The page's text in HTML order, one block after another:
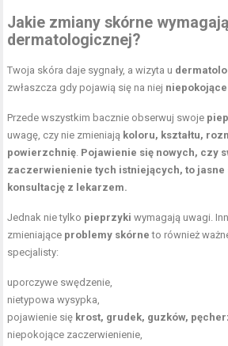
Jakie zmiany skórne
dermatologicznej?
Twoja skóra daje sygnały, a wizyta u
zwłaszcza gdy pojawią się na niej
Przede wszystkim bacznie obserwuj swoje
uwagę, czy nie zmieniają koloru, kształtu,
powierzchnię. Pojawienie się nowych, czy
zaczerwienienie tych istniejących, to jasne
konsultację z lekarzem.
Jednak nie tylko pieprzyki wymagają uwagi.
zmieniające problemy skórne to również
specjalisty:
uporczywe swędzenie,
nietypowa wysypka,
pojawienie się krost, grudek, guzków,
niepokojące zaczerwienienie,